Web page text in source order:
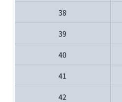
38
39
40
41
42